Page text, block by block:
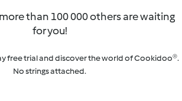
than 100 000 others are waiting
for you!
free trial and discover the world of Cookidoo®.
No strings attached.